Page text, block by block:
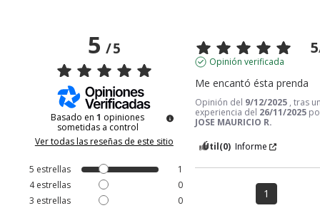
5/5
Basado en1 opiniones
sometidas a control
Ver todas las reseñas de este sitio
5 estrellas
1
4estrellas
0
3 estrellas
0
5
Opinión verificada
Me encantó ésta prenda
Opinión del 9/12/2025 , tras
experiencia del 26/11/2025
JOSE MAURICIO R.
Útil(0) Informe
1